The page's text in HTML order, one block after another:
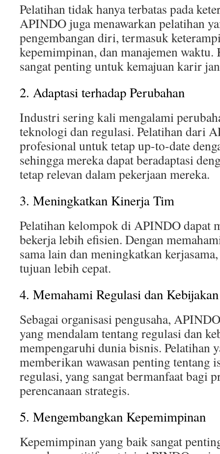
Pelatihan tidak hanya terbatas pada
APINDO juga menawarkan pelatihan
pengembangan diri, termasuk
kepemimpinan, dan manajemen
sangat penting untuk kemajuan karir
2. Adaptasi terhadap Perubahan
Industri sering kali mengalami
teknologi dan regulasi. Pelatihan dari
profesional untuk tetap up-to-date
sehingga mereka dapat beradaptasi
tetap relevan dalam pekerjaan mereka.
3. Meningkatkan Kinerja Tim
Pelatihan kelompok di APINDO dapat
bekerja lebih efisien. Dengan
sama lain dan meningkatkan
tujuan lebih cepat.
4. Memahami Regulasi dan Kebijakan
Sebagai organisasi pengusaha,
yang mendalam tentang regulasi dan
mempengaruhi dunia bisnis. Pelatihan
memberikan wawasan penting tentang
regulasi, yang sangat bermanfaat bagi
perencanaan strategis.
5. Mengembangkan Kepemimpinan
Kepemimpinan yang baik sangat